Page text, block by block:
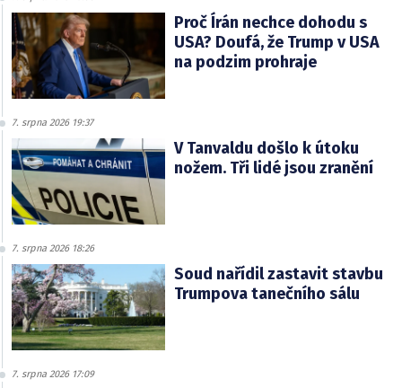
Proč Írán nechce dohodu s
USA? Doufá, že Trump v USA
na podzim prohraje
7. srpna 2026 19:37
V Tanvaldu došlo k útoku
nožem. Tři lidé jsou zranění
7. srpna 2026 18:26
Soud nařídil zastavit stavbu
Trumpova tanečního sálu
7. srpna 2026 17:09